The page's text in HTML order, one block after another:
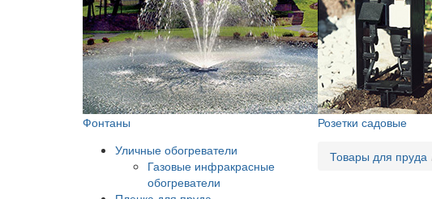
Фонтаны Розетки садовые
Уличные обогреватели
Газовые инфракрасные
обогреватели
Товары для пруда